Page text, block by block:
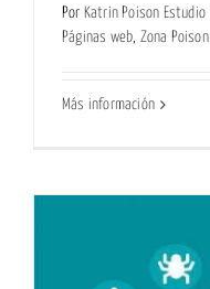
Por Katrin Poison Estudio
Páginas web, Zona Poison
Más información